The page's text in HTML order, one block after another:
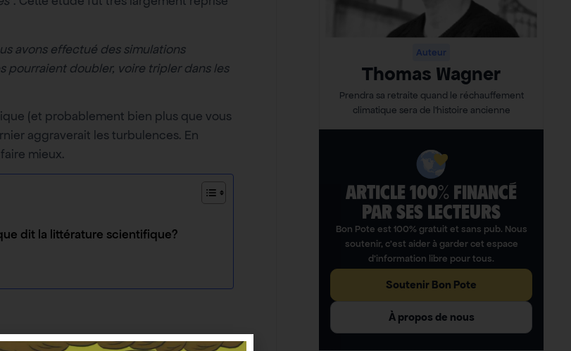
avons effectué des simulations
pourraient doubler, voire tripler dans les
(et probablement bien plus que vous
aggraverait les turbulences. En
mieux.
dit la littérature scientifique?
Auteur
Thomas Wagner
Prendra sa retraite quand le réchauffement
climatique sera de l’histoire ancienne
ARTICLE 100% FINANCÉ
PAR SES LECTEURS​
Bon Pote est 100% gratuit et sans pub. Nous
soutenir, c’est aider à garder cet espace
d’information libre pour tous.
Soutenir Bon Pote
À propos de nous